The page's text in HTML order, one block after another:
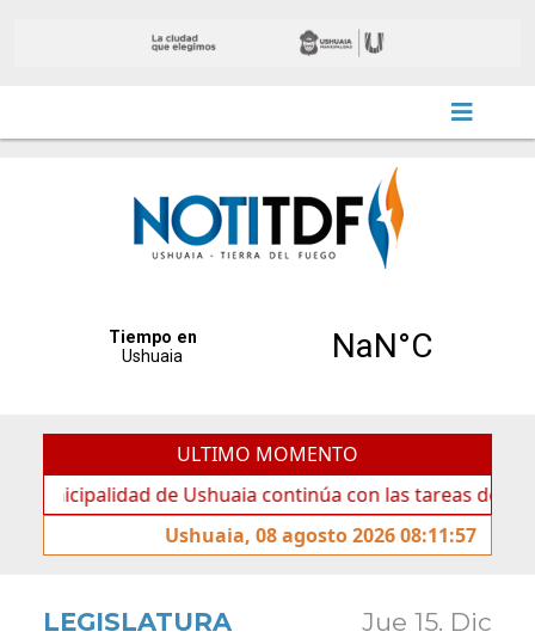
ULTIMO MOMENTO
de Ushuaia continúa con las tareas de
Ushuaia, 08 agosto 2026 08:11:57
LEGISLATURA Jue 15. Dic